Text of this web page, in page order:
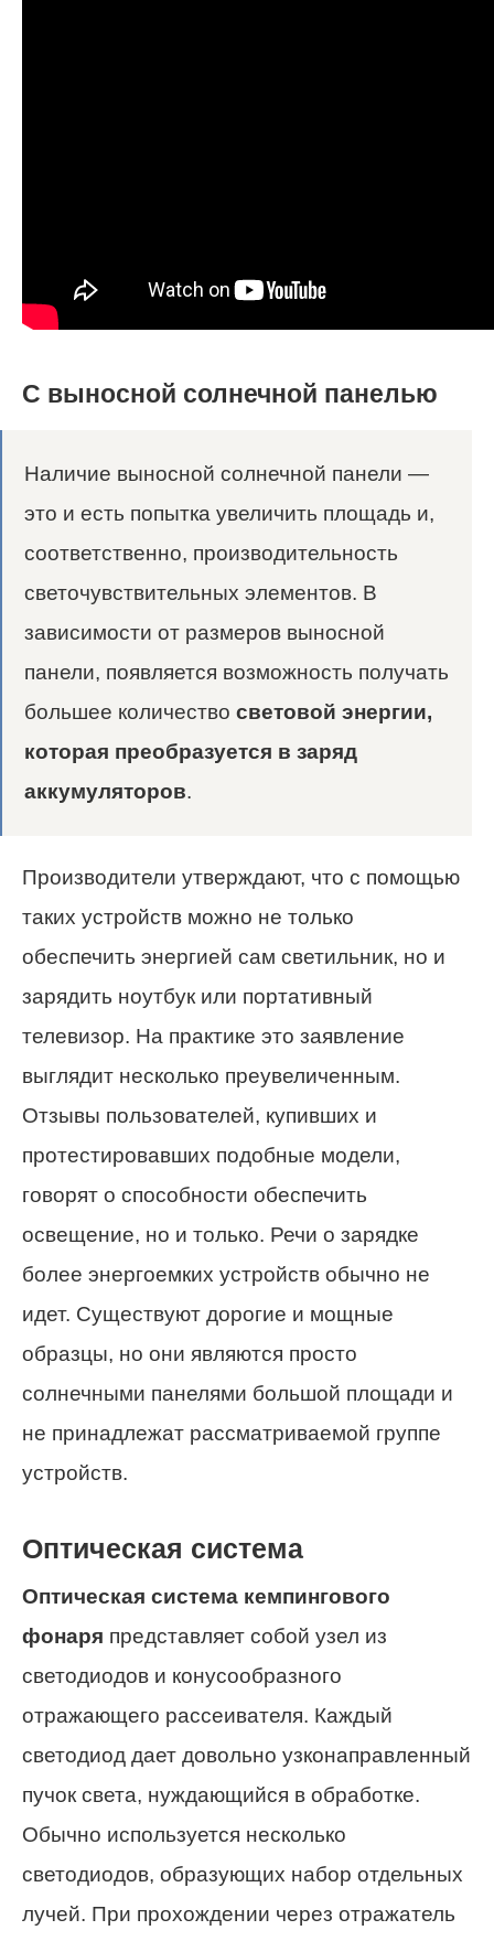
С выносной солнечной панелью
Наличие выносной солнечной панели —
это и есть попытка увеличить площадь и,
соответственно, производительность
светочувствительных элементов. В
зависимости от размеров выносной
панели, появляется возможность получать
большее количество световой энергии,
которая преобразуется в заряд
аккумуляторов.
Производители утверждают, что с помощью
таких устройств можно не только
обеспечить энергией сам светильник, но и
зарядить ноутбук или портативный
телевизор. На практике это заявление
выглядит несколько преувеличенным.
Отзывы пользователей, купивших и
протестировавших подобные модели,
говорят о способности обеспечить
освещение, но и только. Речи о зарядке
более энергоемких устройств обычно не
идет. Существуют дорогие и мощные
образцы, но они являются просто
солнечными панелями большой площади и
не принадлежат рассматриваемой группе
устройств.
Оптическая система
Оптическая система кемпингового
фонаря представляет собой узел из
светодиодов и конусообразного
отражающего рассеивателя. Каждый
светодиод дает довольно узконаправленный
пучок света, нуждающийся в обработке.
Обычно используется несколько
светодиодов, образующих набор отдельных
лучей. При прохождении через отражатель